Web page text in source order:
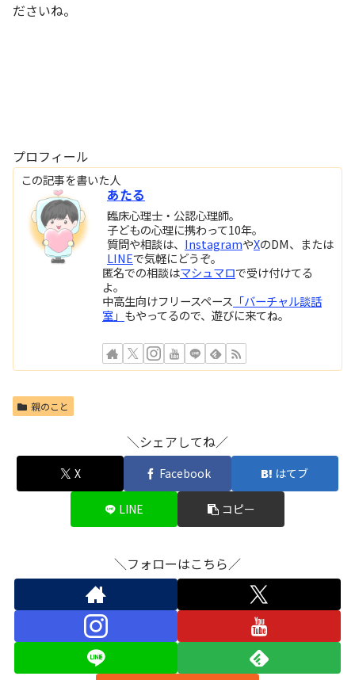
ださいね。
プロフィール
この記事を書いた人
あたる
臨床心理士・公認心理師。
子どもの心理に携わって10年。
質問や相談は、 InstagramやXのDM、または
LINEで気軽にどうぞ。
匿名での相談はマシュマロで受け付けてる
よ。
中高生向けフリースペース 「バーチャル談話
室」 もやってるので、遊びに来てね。
親のこと
＼シェアしてね／
X Facebook はてブ
LINE コピー
＼フォローはこちら／